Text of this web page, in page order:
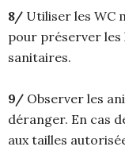
8/ Utiliser les WC
pour préserver les
sanitaires.
9/ Observer les
déranger. En cas
aux tailles